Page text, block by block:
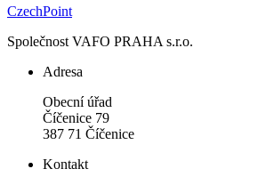
CzechPoint
Společnost VAFO PRAHA s.r.o.
Adresa
Obecní úřad
Číčenice 79
387 71 Číčenice
Kontakt